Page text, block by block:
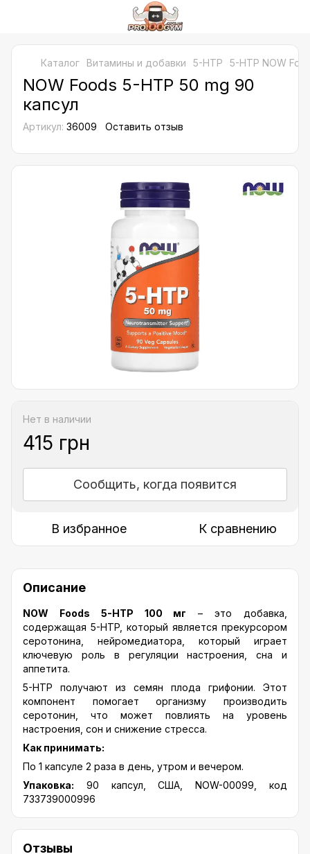
Каталог Витамины и добавки 5-HTP 5-HTP NOW
NOW Foods 5-HTP 50 mg 90
капсул
Артикул: 36009 Оставить отзыв
Нет в наличии
415 грн
Сообщить, когда появится
В избранное К сравнению
Описание
NOW Foods 5-HTP 100 мг – это добавка,
содержащая 5-HTP, который является прекурсором
серотонина, нейромедиатора, который играет
ключевую роль в регуляции настроения, сна и
аппетита.
5-HTP получают из семян плода грифонии. Этот
компонент помогает организму производить
серотонин, что может повлиять на уровень
настроения, сон и снижение стресса.
Как принимать:
По 1 капсуле 2 раза в день, утром и вечером.
Упаковка: 90 капсул, США, NOW-00099, код
733739000996
Отзывы